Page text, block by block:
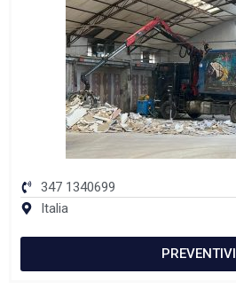
347 1340699
Italia
PREVENTIVI